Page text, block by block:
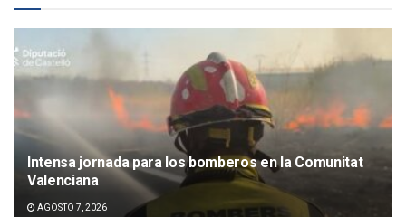
Intensa jornada para los bomberos en la Comunitat
Valenciana
AGOSTO 7, 2026